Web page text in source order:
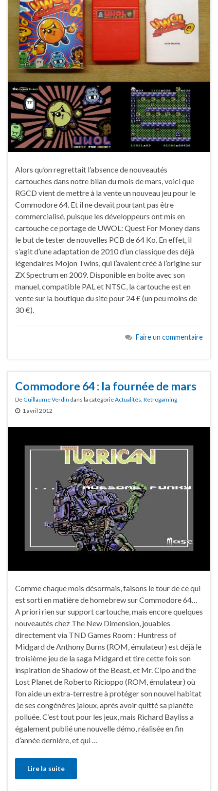
Alors qu’on regrettait l’absence de nouveautés
cartouches dans notre bilan du mois de mars, voici que
RGCD vient de mettre à la vente un nouveau jeu pour le
Commodore 64. Et il ne devait pourtant pas être
commercialisé, puisque les développeurs ont mis en
cartouche ce portage de UWOL: Quest For Money dans
le but de tester de nouvelles PCB de 64 Ko. En effet, il
s’agit d’une adaptation de 2010 d’un classique des déjà
légendaires Mojon Twins, qui l’avaient créé à l’origine sur
ZX Spectrum en 2009. Disponible en boîte avec son
manuel, compatible PAL et NTSC, la cartouche est en
vente sur la boutique du site pour 24 £ (un peu moins de
30 €).
Faire un commentaire
Commodore 64 : la fournée de mars
DeGuillaume Verdin dans la catégorieActualités, Retrogaming
1 avril 2012
Comme chaque mois désormais, faisons le tour de ce qui
est sorti en matière de homebrew sur Commodore 64…
A priori rien sur support cartouche, mais encore quelques
nouveautés chez The New Dimension, jouables
directement via TND Games Room : Huntress of
Midgard de Anthony Burns (ROM, émulateur) est déjà le
troisième jeu de la saga Midgard et tire cette fois son
inspiration de Shadow of the Beast, et Mr. Cipo and the
Lost Planet de Roberto Ricioppo (ROM, émulateur) où
l’on aide un extra-terrestre à protéger son nouvel habitat
de ses congénères jaloux, après avoir quitté sa planète
polluée. C’est tout pour les jeux, mais Richard Bayliss a
également publié une nouvelle démo, réalisée en fin
d’année dernière, et qui …
Lire la suite